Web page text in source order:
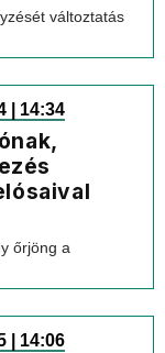
változtatás
| 14:34
őrjöng a
| 14:06